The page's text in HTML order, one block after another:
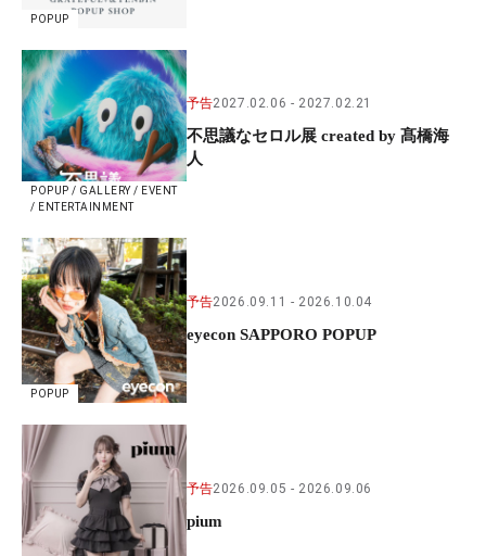
POPUP
POPUP / GALLERY / EVENT
/ ENTERTAINMENT
予告2027.02.06 2027.02.21
不思議なセロル展 created by 髙橋海
人
POPUP
予告2026.09.11 2026.10.04
eyecon SAPPORO POPUP
予告2026.09.05 2026.09.06
pium